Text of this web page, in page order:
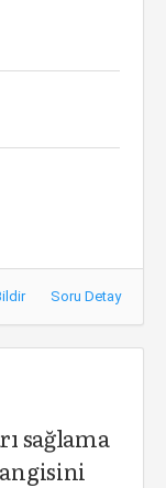
Soru Detay
sağlama